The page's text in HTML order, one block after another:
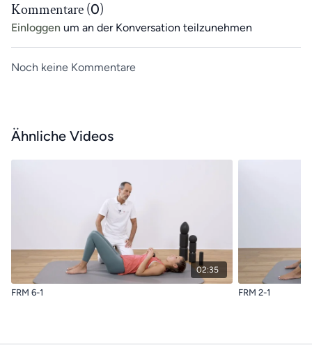
Kommentare (0)
Einloggen um an der Konversation teilzunehmen
Noch keine Kommentare
Ähnliche Videos
02:35
FRM 6-1 FRM 2-1